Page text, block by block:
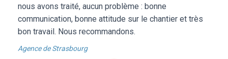
nous avons traité, aucun problème : bonne
communication, bonne attitude sur le chantier et très
bon travail. Nous recommandons.
Agence de Strasbourg